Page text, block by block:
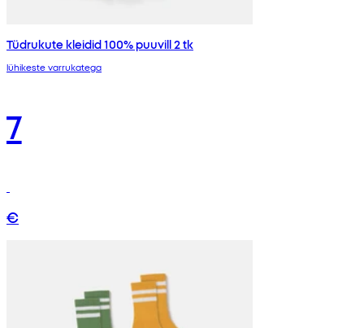
Tüdrukute kleidid 100% puuvill 2 tk
lühikeste varrukatega
7
€